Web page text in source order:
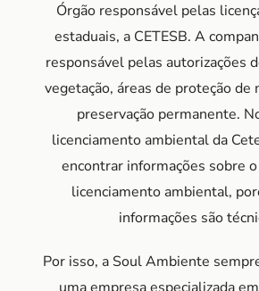
Órgão responsável pelas
estaduais, a CETESB. A
responsável pelas autorizações
vegetação, áreas de proteção de
preservação permanente.
licenciamento ambiental da
encontrar informações sobre
licenciamento ambiental,
informações são
Por isso, a Soul Ambiente